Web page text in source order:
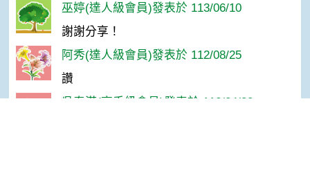
巫婷(達人級會員)發表於 113/06/10
謝謝分享！
阿秀(達人級會員)發表於 112/08/25
讚
吳春滿(高手級會員)發表於 112/04/30